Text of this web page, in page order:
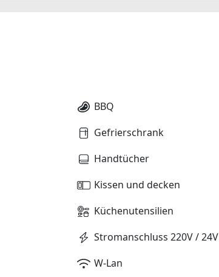
BBQ
Gefrierschrank
Handtücher
Kissen und decken
Küchenutensilien
Stromanschluss 220V / 24V
W-Lan